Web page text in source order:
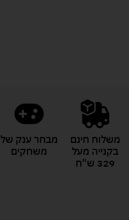
משלוח חינם
בקנייה מעל
329 ש"ח
מבחר ענק של
משחקים